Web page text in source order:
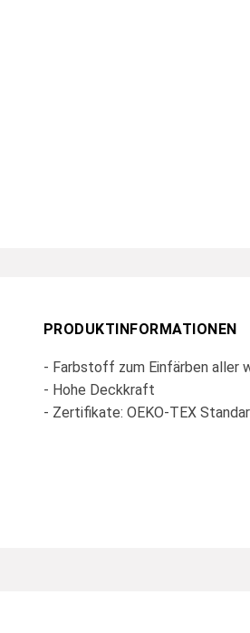
PRODUKTINFORMATIONEN
- Farbstoff zum Einfärben aller
- Hohe Deckkraft
- Zertifikate: OEKO-TEX